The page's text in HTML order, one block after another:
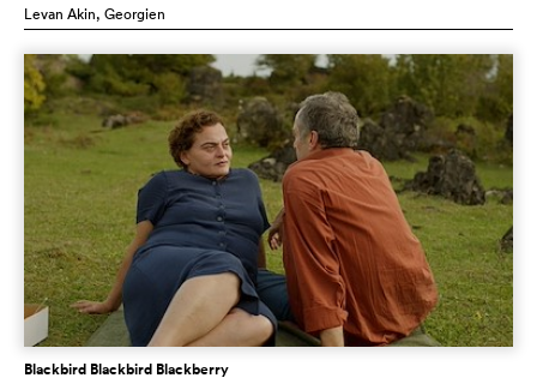
Levan Akin, Georgien
Blackbird Blackbird Blackberry